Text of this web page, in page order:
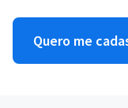
Quero me